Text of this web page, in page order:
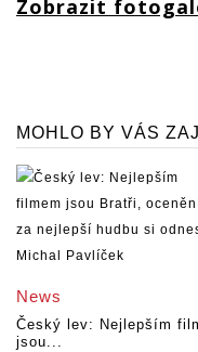
Zobrazit
MOHLO BY VÁS
News
Český lev: Nejlepším
jsou...